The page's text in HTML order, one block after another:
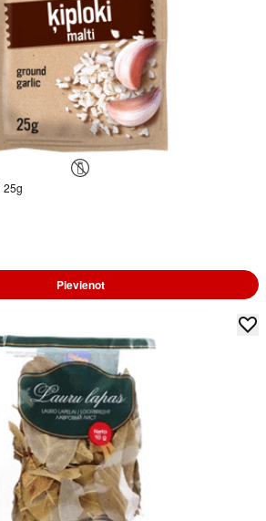
25g
Pievienot